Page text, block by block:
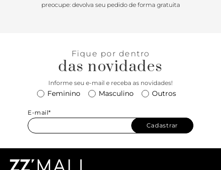
preocupe: devolva seu pedido de forma gratuita
Fique por dentro
das novidades
Informe seu e-mail e receba as novidades!
Feminino Masculino Outros
E-mail*
Cadastrar